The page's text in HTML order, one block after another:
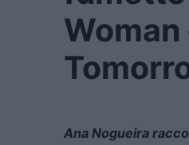
Woman
Ana Nogueira